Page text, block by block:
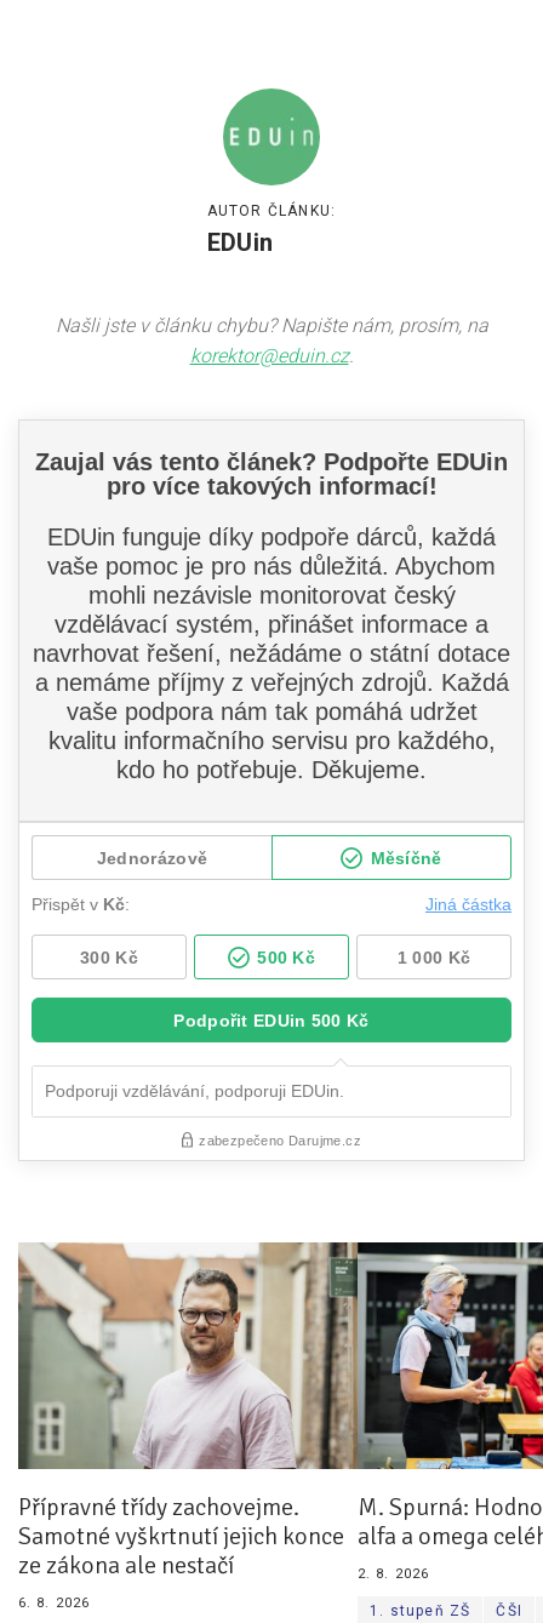
AUTOR ČLÁNKU:
EDUin
Našli jste v článku chybu? Napište nám, prosím, na
korektor@eduin.cz.
Přípravné třídy zachovejme.
Samotné vyškrtnutí jejich konce
ze zákona ale nestačí
6. 8. 2026
M. Spurná:
alfa a omega
2. 8. 2026
1. stupeň ZŠ ČŠI